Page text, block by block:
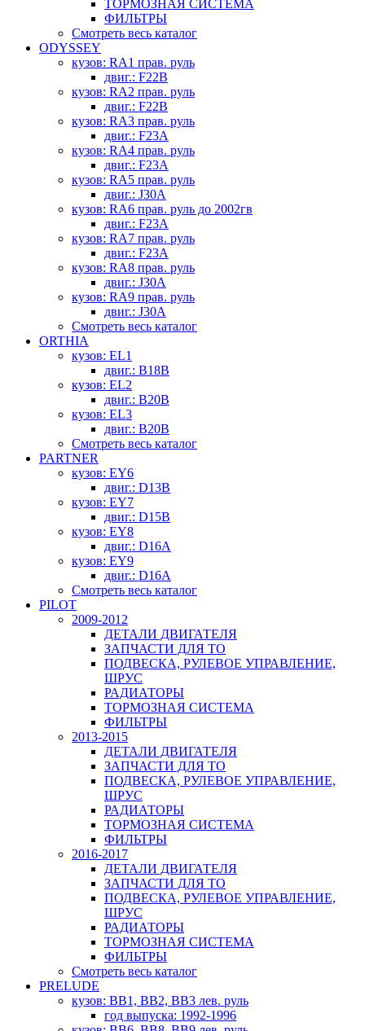
ТОРМОЗНАЯ СИСТЕМА
ФИЛЬТРЫ
Смотреть весь каталог
ODYSSEY
кузов: RA1 прав. руль
двиг.: F22B
кузов: RA2 прав. руль
двиг.: F22B
кузов: RA3 прав. руль
двиг.: F23A
кузов: RA4 прав. руль
двиг.: F23A
кузов: RA5 прав. руль
двиг.: J30A
кузов: RA6 прав. руль до 2002гв
двиг.: F23A
кузов: RA7 прав. руль
двиг.: F23A
кузов: RA8 прав. руль
двиг.: J30A
кузов: RA9 прав. руль
двиг.: J30A
Смотреть весь каталог
ORTHIA
кузов: EL1
двиг.: B18B
кузов: EL2
двиг.: B20B
кузов: EL3
двиг.: B20B
Смотреть весь каталог
PARTNER
кузов: EY6
двиг.: D13B
кузов: EY7
двиг.: D15B
кузов: EY8
двиг.: D16A
кузов: EY9
двиг.: D16A
Смотреть весь каталог
PILOT
2009-2012
ДЕТАЛИ ДВИГАТЕЛЯ
ЗАПЧАСТИ ДЛЯ ТО
ПОДВЕСКА, РУЛЕВОЕ УПРАВЛЕНИЕ,
ШРУС
РАДИАТОРЫ
ТОРМОЗНАЯ СИСТЕМА
ФИЛЬТРЫ
2013-2015
ДЕТАЛИ ДВИГАТЕЛЯ
ЗАПЧАСТИ ДЛЯ ТО
ПОДВЕСКА, РУЛЕВОЕ УПРАВЛЕНИЕ,
ШРУС
РАДИАТОРЫ
ТОРМОЗНАЯ СИСТЕМА
ФИЛЬТРЫ
2016-2017
ДЕТАЛИ ДВИГАТЕЛЯ
ЗАПЧАСТИ ДЛЯ ТО
ПОДВЕСКА, РУЛЕВОЕ УПРАВЛЕНИЕ,
ШРУС
РАДИАТОРЫ
ТОРМОЗНАЯ СИСТЕМА
ФИЛЬТРЫ
Смотреть весь каталог
PRELUDE
кузов: BB1, BB2, BB3 лев. руль
год выпуска: 1992-1996